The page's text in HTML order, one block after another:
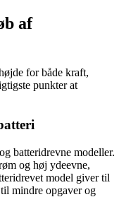
af
for både kraft,
punkter at
batteridrevne modeller.
og høj ydeevne,
model giver til
mindre opgaver og